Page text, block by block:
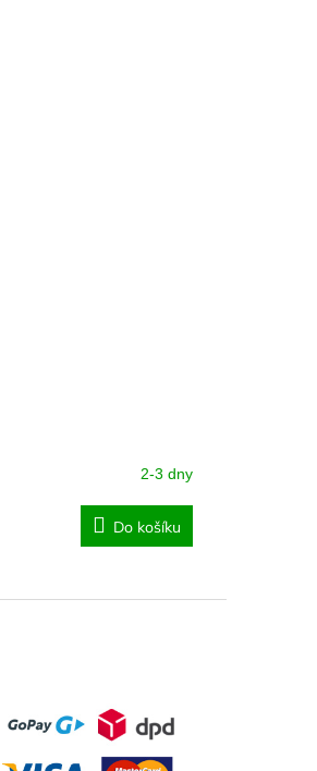
2-3 dny
Do košíku